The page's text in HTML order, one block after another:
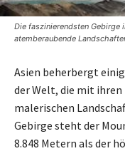
Die faszinierendsten Gebirge
atemberaubende
Asien beherbergt
der Welt, die mit ihren
malerischen
Gebirge steht der
8.848 Metern als der